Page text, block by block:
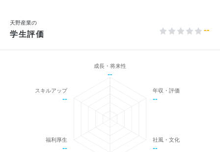
天野産業の
学生評価 --
成長・将来性
--
年収・評価
--
社風・文化
--
福利厚生
--
スキルアップ
--